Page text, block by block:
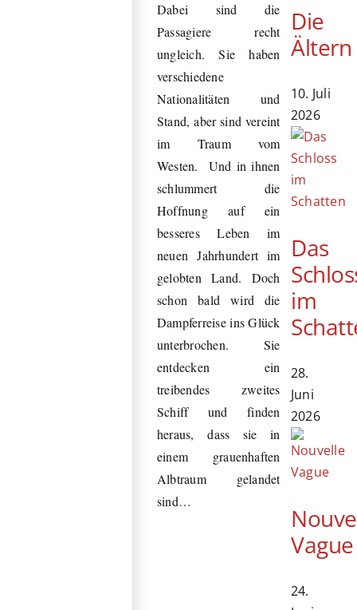
Dabei sind die
Passagiere recht
ungleich. Sie haben
verschiedene
Nationalitäten und
Stand, aber sind vereint
im Traum vom
Westen. Und in ihnen
schlummert die
Hoffnung auf ein
besseres Leben im
neuen Jahrhundert im
gelobten Land. Doch
schon bald wird die
Dampferreise ins Glück
unterbrochen. Sie
entdecken ein
treibendes zweites
Schiff und finden
heraus, dass sie in
einem grauenhaften
Albtraum gelandet
sind…
Die
Ältern
10. Juli
2026
Das
im
28.
Juni
2026
Vague
24.